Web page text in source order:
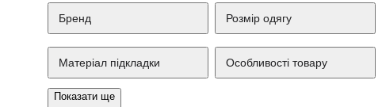
Бренд Розмір одягу
Матеріал підкладки Особливості товару
Показати ще